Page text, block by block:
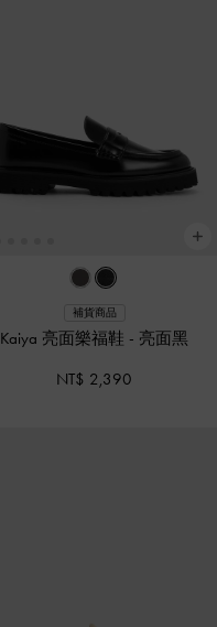
補貨商品
Kaiya 亮面樂福鞋 - 亮面黑
NT$ 2,390